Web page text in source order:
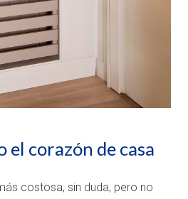
el corazón de casa
costosa, sin duda, pero no